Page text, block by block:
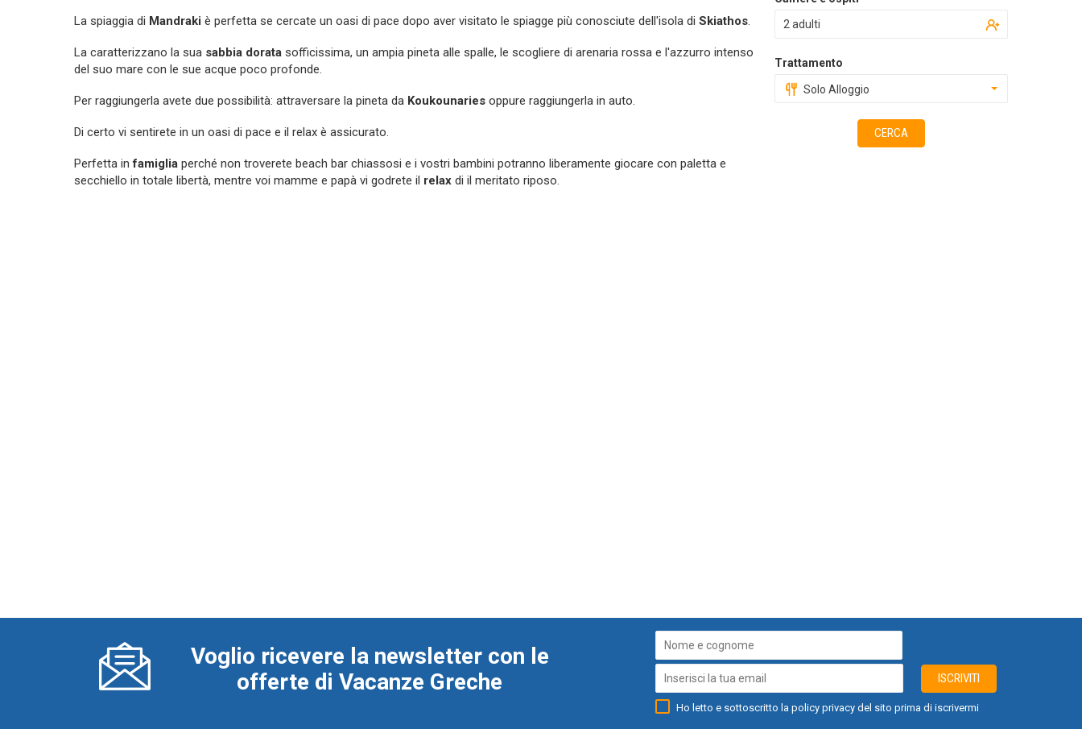
La spiaggia di Mandraki è perfetta se cercate un oasi di pace dopo aver visitato le spiagge più conosciute dell'isola di Skiathos.
La caratterizzano la sua sabbia dorata sofficissima, un ampia pineta alle spalle, le scogliere di arenaria rossa e l'azzurro intenso
del suo mare con le sue acque poco profonde.
Per raggiungerla avete due possibilità: attraversare la pineta da Koukounaries oppure raggiungerla in auto.
Di certo vi sentirete in un oasi di pace e il relax è assicurato.
Perfetta in famiglia perché non troverete beach bar chiassosi e i vostri bambini potranno liberamente giocare con paletta e
secchiello in totale libertà, mentre voi mamme e papà vi godrete il relax di il meritato riposo.
2 adulti
Trattamento
Solo Alloggio
CERCA
ISCRIVITI
Ho letto e sottoscritto la policy privacy del sito prima di iscrivermi
Voglio ricevere la newsletter con le
offerte di Vacanze Greche